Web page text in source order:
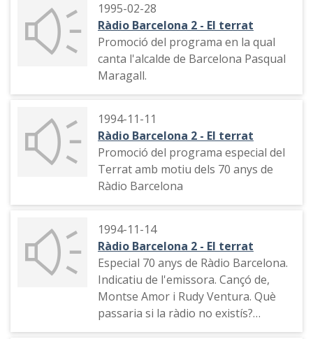
senyor Casamajor, Gemma Nierga,
Boris Izaguirre, Isaías Lafuente i
Andreu Buenafuente. Tots recorden
els seus inicis a les difrents èpoques
del programa. Anna Puigboltas fa un
resum de les tertúlies de "La
ventana"
1995-02-28
Ràdio Barcelona 2 - El terrat
Promoció del programa en la qual
canta l'alcalde de Barcelona Pasqual
Maragall.
1994-11-11
Ràdio Barcelona 2 - El terrat
Promoció del programa especial del
Terrat amb motiu dels 70 anys de
Ràdio Barcelona
1994-11-14
Ràdio Barcelona 2 - El terrat
Especial 70 anys de Ràdio Barcelona.
Indicatiu de l'emissora. Cançó de,
Montse Amor i Rudy Ventura. Què
passaria si la ràdio no existís?
Entrevista al presentador Joaquín